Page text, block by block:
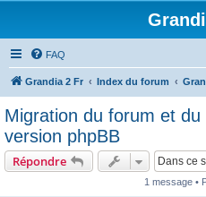
FAQ
Grandia 2 Fr Index du forum
Migration du forum et
version phpBB
Répondre
1 message •